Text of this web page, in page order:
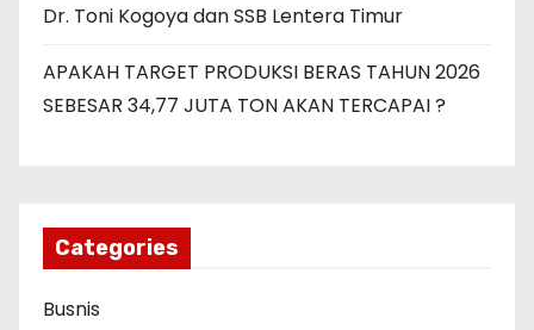
Dr. Toni Kogoya dan SSB Lentera Timur
APAKAH TARGET PRODUKSI BERAS TAHUN 2026
SEBESAR 34,77 JUTA TON AKAN TERCAPAI ?
Categories
Busnis